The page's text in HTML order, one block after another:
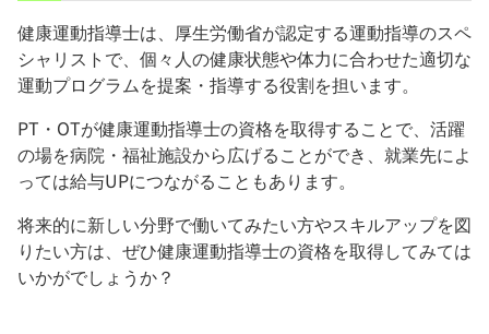
健康運動指導士は、厚生労働省が認定する運動指導のスペ
シャリストで、個々人の健康状態や体力に合わせた適切な
運動プログラムを提案・指導する役割を担います。
PT・OTが健康運動指導士の資格を取得することで、活躍
の場を病院・福祉施設から広げることができ、就業先によ
っては給与UPにつながることもあります。
将来的に新しい分野で働いてみたい方やスキルアップを図
りたい方は、ぜひ健康運動指導士の資格を取得してみては
いかがでしょうか？